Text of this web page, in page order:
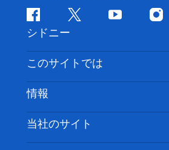
フ
ェ
イ
ス
ブ
ッ
ク
ツ
ッ
タ
ー
ユ
チ
ー
イ
ス
グ
ム
シドニー
お問い合わせ
免責事項
クッキーに関する通知
このサイトでは
目的地
やるべきこと
情報
旅行情報
アクセシブルシドニー
当社のサイト